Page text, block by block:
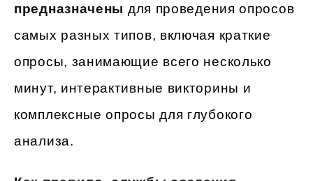
предназначены для проведения опросов
самых разных типов, включая краткие
опросы, занимающие всего несколько
минут, интерактивные викторины и
комплексные опросы для глубокого
анализа.